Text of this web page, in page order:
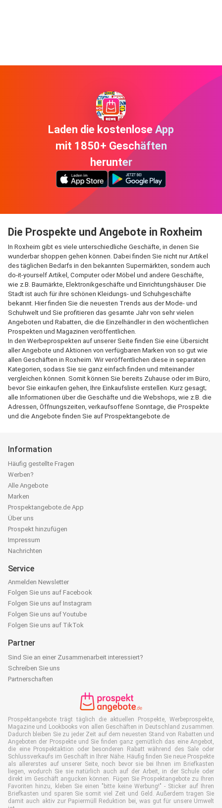
Laden die kostenlose App
mit 1850+ Geschäften
herunter
Die Prospekte und Angebote in Roxheim
In Roxheim gibt es viele unterschiedliche Geschäfte, in denen Sie
wunderbar shoppen gehen können. Dabei finden Sie nicht nur Artikel
des täglichen Bedarfs in den bekannten Supermärkten, sondern auch
do-it-yourself Artikel, Computer oder Möbel und andere Geschäfte,
wie z.B. Baumärkte, Elektronikgeschäfte und Einrichtungshäuser. Die
Stadt ist auch für ihre schönen Kleidungs- und Schuhgeschäfte
bekannt. Hier finden Sie die neuesten Trends aus der Mode- und
Schuhwelt und Sie profitieren das gesamte Jahr von sehr vielen
Angeboten und Rabatten, die die Einzelhändler in den wöchentlichen
Prospekten und Magazinen veröffentlichen.
In den Werbeprospekten auf unserer Seite finden Sie eine Übersicht
aller Angebote und Aktionen von verfügbaren Marken von so gut wie
allen Geschäften in Roxheim. Wir veröffentlichen diese in separaten
Kategorien, sodass Sie sie ganz einfach finden und miteinander
vergleichen können. Somit können Sie bereits Zuhause oder im Büro,
bevor Sie einkaufen gehen, Ihre Einkaufsliste erstellen. Kurz gesagt;
alle Informationen über die Geschäfte und die Webshops, wie z.B. die
Adressen, Öffnungszeiten, verkaufsoffene Sonntage, die Prospekte
und die Angebote finden Sie auf Prospektangebote.de
Information
Häufig gestellte Fragen
Werben?
Alle Angebote
Marken
Prospektangebote.de App
Über uns
Prospekt hinzufügen
Impressum
Nachrichten
Service
Anmelden Newsletter
Folgen Sie uns auf Facebook
Folgen Sie uns auf Instagram
Folgen Sie uns auf Youtube
Folgen Sie uns auf TikTok
Partner
Sind Sie an einer Zusammenarbeit interessiert?
Schreiben Sie uns
Partnerschaften
Prospektangebote trägt täglich die aktuellen Prospekte, Werbeprospekte,
Magazine und Lookbooks von allen Geschäften in Deutschland zusammen.
Dadurch bleiben Sie zu jeder Zeit auf dem neuesten Stand von Rabatten und
Angeboten der Prospekte und Sie finden ganz gemütlich das eine Angebot,
die eine Prospektaktion oder besonderen Rabatt während des Sale oder
Schlussverkaufs im Geschäft in Ihrer Nähe. Häufig finden Sie neue Prospekte
als allererstes auf unserer Seite, noch bevor sie bei Ihnen im Briefkasten
liegen, wodurch Sie sie natürlich auch auf der Arbeit, in der Schule oder
direkt im Geschäft angucken können. Fügen Sie Prospektangebote zu Ihren
Favoriten hinzu, kleben Sie einen "bitte keine Werbung!" - Sticker auf Ihren
Briefkasten und sparen Sie somit viel Zeit und Geld. Außerdem tragen Sie
damit auch aktiv zur Papiermüll Reduktion bei, was gut für unsere Umwelt